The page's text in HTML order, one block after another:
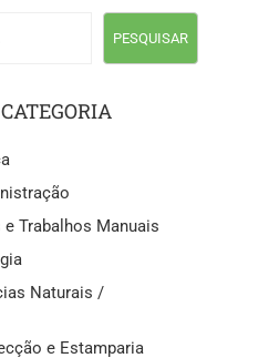
PESQUISAR
Trabalhos Manuais
Naturais /
e Estamparia